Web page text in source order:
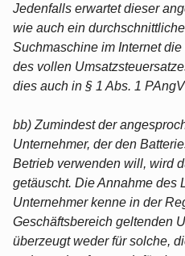
Jedenfalls erwartet dieser
wie auch ein
Suchmaschine im Internet
des vollen
dies auch in § 1 Abs. 1
bb) Zumindest der
Unternehmer, der den
Betrieb verwenden will, wird
getäuscht. Die Annahme des
Unternehmer kenne in der
Geschäftsbereich geltenden
überzeugt weder für solche,